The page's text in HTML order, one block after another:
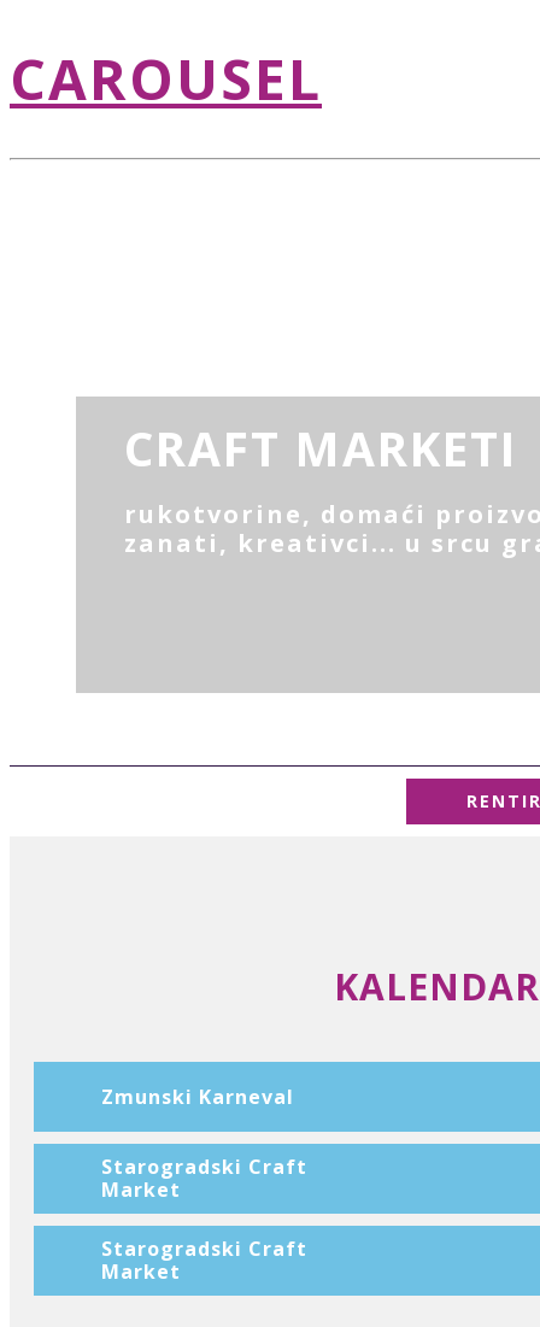
CAROUSEL
CRAFT MARKETI
rukotvorine, domaći
zanati, kreativci... u srcu
Zmunski Karneval
Starogradski Craft
Market
Starogradski Craft
Market